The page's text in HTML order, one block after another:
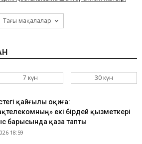
Тағы мақалалар
7 күн 30 күн
қайғылы оқиға:
екі бірдей қызметкері
барысында қаза тапты
18:59